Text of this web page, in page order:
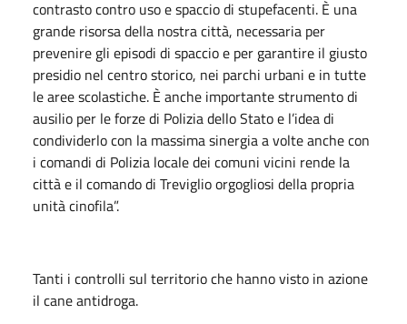
contrasto contro uso e spaccio di stupefacenti. È una
grande risorsa della nostra città, necessaria per
prevenire gli episodi di spaccio e per garantire il giusto
presidio nel centro storico, nei parchi urbani e in tutte
le aree scolastiche. È anche importante strumento di
ausilio per le forze di Polizia dello Stato e l’idea di
condividerlo con la massima sinergia a volte anche con
i comandi di Polizia locale dei comuni vicini rende la
città e il comando di Treviglio orgogliosi della propria
unità cinofila”.
Tanti i controlli sul territorio che hanno visto in azione
il cane antidroga.